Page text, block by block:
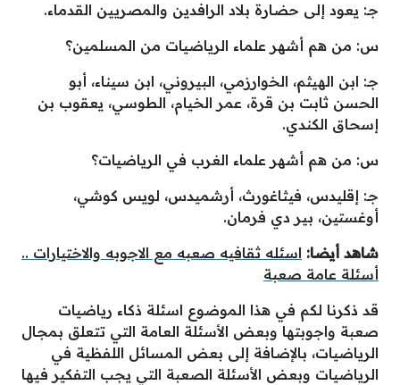
جـ: يعود إلى حضارة بلاد الرافدين والمصريين القدماء.
س: من هم أشهر علماء الرياضيات من المسلمين؟
جـ: ابن الهيثم، الخوارزمي، البيروني، ابن سيناء، أبو
الحسن ثابت بن قرة، عمر الخيام، الطوسي، يعقوب بن
إسحاق الكندي.
س: من هم أشهر علماء الغرب في الرياضيات؟
جـ: إقليدس، فيثاغورث، أرشميدس، لويس كوشي،
أوغستين، بير دي فرمان.
شاهد أيضا: اسئله ثقافيه صعبه مع الاجوبه والاختيارات ..
أسئلة عامة صعبة
قد ذكرنا لكم في هذا الموضوع اسئلة ذكاء رياضيات
صعبة واجوبتها وبعض الأسئلة العامة التي تتعلق بمجال
الرياضيات، بالإضافة إلى بعض المسائل اللفظية في
الرياضيات وبعض الأسئلة الصعبة التي يجب التفكير فيها